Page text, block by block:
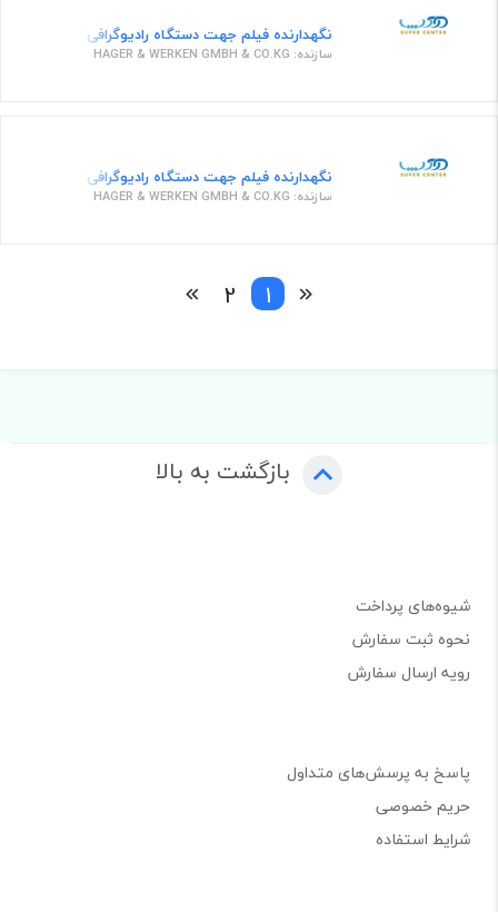
نگهدارنده فیلم جهت دستگاه رادیوگرافی 631027 ارت نامبر
سازنده: HAGER & WERKEN GMBH & CO.KG
نگهدارنده فیلم جهت دستگاه رادیوگرافی 635176 ارت نامبر
سازنده: HAGER & WERKEN GMBH & CO.KG
1
2
بازگشت به بالا
شیوه‌های پرداخت
نحوه ثبت سفارش
رویه ارسال سفارش
پاسخ به پرسش‌های متداول
حریم خصوصی
شرایط استفاده